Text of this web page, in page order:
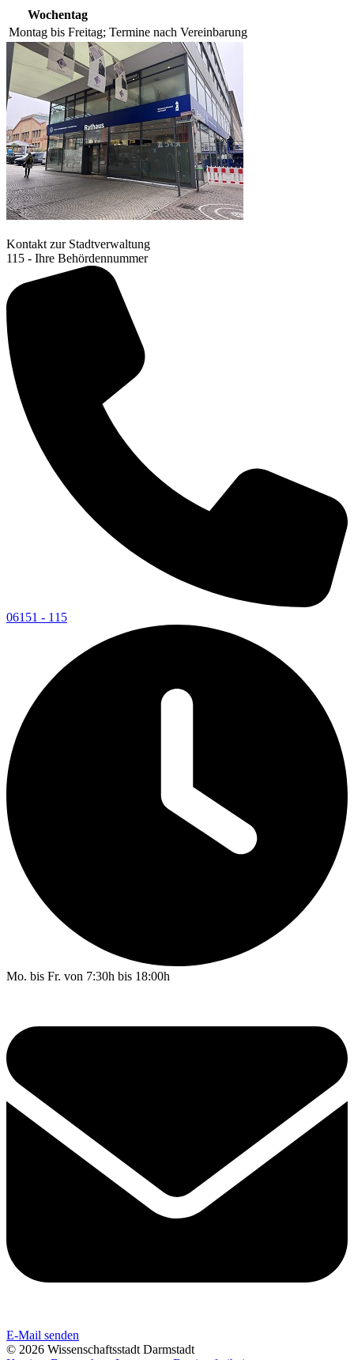
Wochentag
Montag bis Freitag; Termine nach Vereinbarung
Kontakt zur Stadtverwaltung
115 - Ihre Behördennummer
06151 - 115
Mo. bis Fr. von 7:30h bis 18:00h
E-Mail senden
© 2026 Wissenschaftsstadt Darmstadt